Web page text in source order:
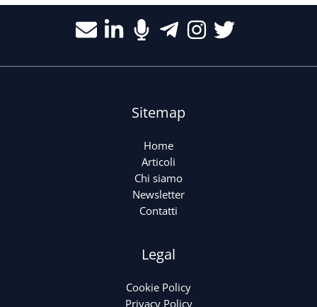
Sitemap
Home
Articoli
Chi siamo
Newsletter
Contatti
Legal
Cookie Policy
Privacy Policy